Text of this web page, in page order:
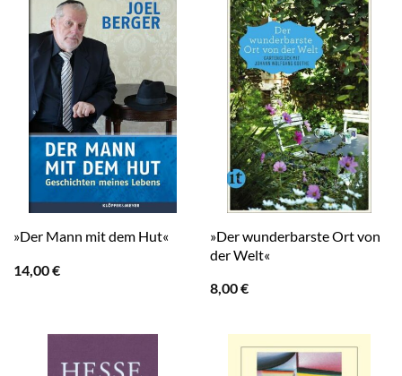
»Der Mann mit dem Hut«
14,00€
»Der wunderbarste Ort von
der Welt«
8,00€